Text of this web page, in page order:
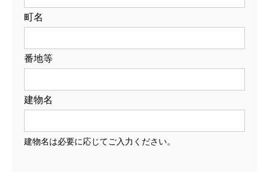
町名
番地等
建物名
建物名は必要に応じてご入力ください。